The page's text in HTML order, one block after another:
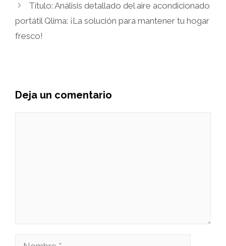
Título: Análisis detallado del aire acondicionado
portátil Qlima: ¡La solución para mantener tu hogar
fresco!
Deja un comentario
Nombre